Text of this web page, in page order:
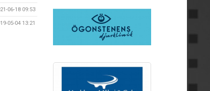
06-18 09:53
05-04 13:21